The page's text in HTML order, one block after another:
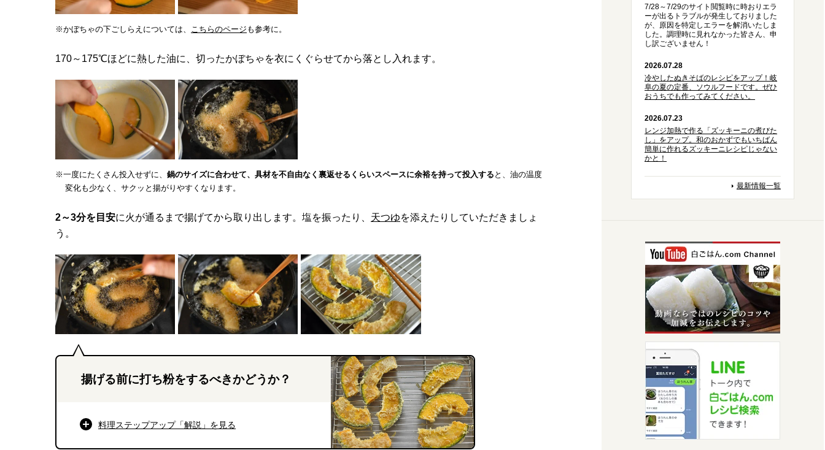
※かぼちゃの下ごしらえについては、 こちらのページ も参考に。
170～175℃ほどに熱した油に、切ったかぼちゃを衣にくぐらせてから落とし入れます。
※一度にたくさん投入せずに、 鍋のサイズに合わせて、具材を不自由なく裏返せるくらいスペースに余裕を持って投入する と、油の温度
変化も少なく、サクッと揚がりやすくなります。
2～3分を目安に火が通るまで揚げてから取り出します。塩を振ったり、 天つゆを添えたりしていただきましょ
う。
揚げる前に打ち粉をするべきかどうか？
料理ステップアップ「解説」を 見る
7/28～7/29のサイト閲覧時に時おりエラ
ーが出るトラブルが発生しておりました
が、原因を特定しエラーを解消いたしま
した。調理時に見れなかった皆さん、申
し訳ございません！
2026.07.28
冷やしたぬきそばのレシピをアップ！岐
阜の夏の定番、ソウルフードです。ぜひ
おうちでも作ってみてください。
2026.07.23
レンジ加熱で作る「ズッキーニの煮びた
し」をアップ。和のおかずでもいちばん
簡単に作れるズッキーニレシピじゃない
かと！
最新情報一覧